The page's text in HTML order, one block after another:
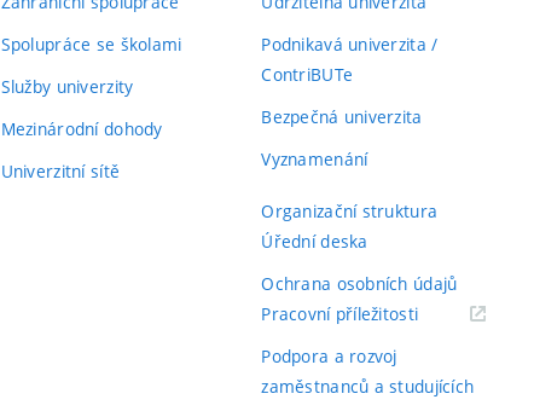
Spolupráce se školami
Služby univerzity
Mezinárodní dohody
Univerzitní sítě
Podnikavá univerzita /
ContriBUTe
Bezpečná univerzita
Vyznamenání
Organizační struktura
Úřední deska
Ochrana osobních údajů
Pracovní příležitosti(externí
Podpora a rozvoj
zaměstnanců a studujících